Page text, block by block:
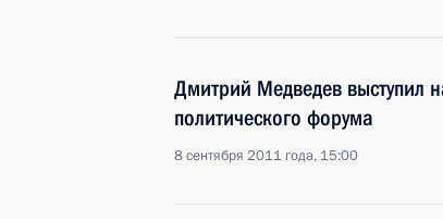
Дмитрий Медведев выступил
политического форума
8 сентября 2011 года, 15:00